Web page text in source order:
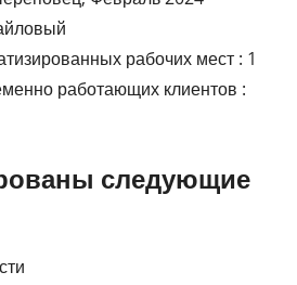
рабочих мест : 1
работающих клиентов :
следующие